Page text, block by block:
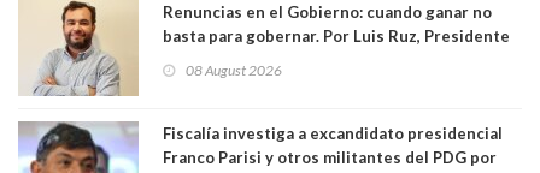
Renuncias en el Gobierno: cuando ganar no
basta para gobernar. Por Luis Ruz, Presidente
08 August 2026
Fiscalía investiga a excandidato presidencial
Franco Parisi y otros militantes del PDG por